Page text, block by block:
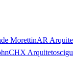
MorettinAR
CHX Arquitetos